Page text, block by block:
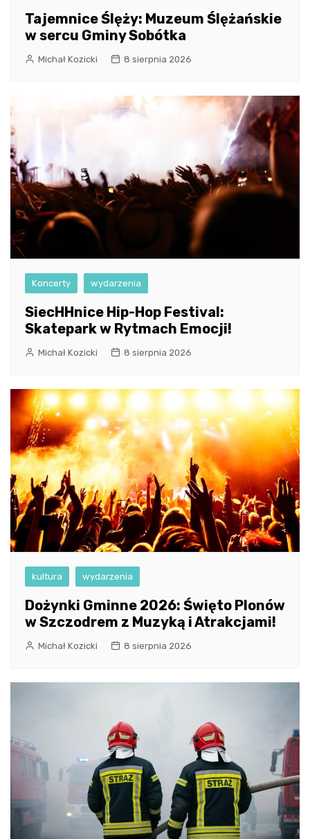
Tajemnice Ślęży: Muzeum Ślężańskie
w sercu Gminy Sobótka
Michał Kozicki 8 sierpnia 2026
Koncerty wydarzenia
SiecHHnice Hip-Hop Festival:
Skatepark w Rytmach Emocji!
Michał Kozicki 8 sierpnia 2026
kultura wydarzenia
Dożynki Gminne 2026: Święto Plonów
w Szczodrem z Muzyką i Atrakcjami!
Michał Kozicki 8 sierpnia 2026